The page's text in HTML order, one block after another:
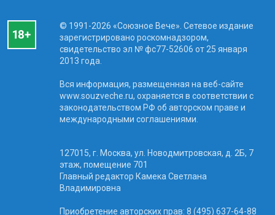
© 1991-2026 «Союзное Вече». Сетевое издание
зарегистрировано роскомнадзором,
свидетельство эл № фc77-52606 от 25 января
2013 года.
Вся информация, размещенная на веб-сайте
www.souzveche.ru, охраняется в соответствии с
законодательством РФ об авторском праве и
международными соглашениями.
127015, г. Москва, ул. Новодмитровская, д. 2Б, 7
этаж, помещение 701
Главный редактор Камека Светлана
Владимировна
Приобретение авторских прав: 8 (495) 637-64-88